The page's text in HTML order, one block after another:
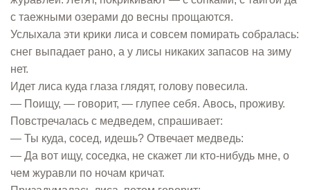
с таежными озерами до весны прощаются.
Услыхала эти крики лиса и совсем помирать собралась:
снег выпадает рано, а у лисы никаких запасов на зиму
нет.
Идет лиса куда глаза глядят, голову повесила.
— Поищу, — говорит, — глупее себя. Авось, проживу.
Повстречалась с медведем, спрашивает:
— Ты куда, сосед, идешь? Отвечает медведь:
— Да вот ищу, соседка, не скажет ли кто-нибудь мне, о
чем журавли по ночам кричат.